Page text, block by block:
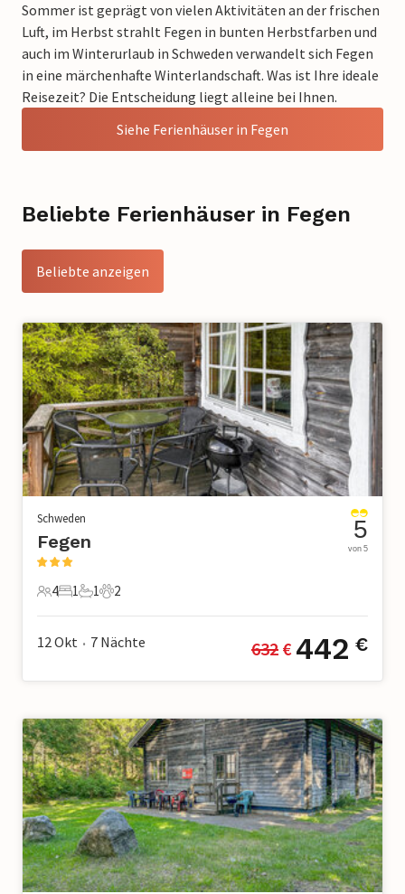
Sommer ist geprägt von vielen Aktivitäten an der frischen
Luft, im Herbst strahlt Fegen in bunten Herbstfarben und
auch im Winterurlaub in Schweden verwandelt sich Fegen
in eine märchenhafte Winterlandschaft. Was ist Ihre ideale
Reisezeit? Die Entscheidung liegt alleine bei Ihnen.
Siehe Ferienhäuser in Fegen
Beliebte Ferienhäuser in Fegen
Beliebte anzeigen
Schweden
Fegen
4 Gäste
4
1 Schlafzimmer
1
1 Badezimmer
1
2 Haustiere
2
5
von 5
12 Okt • 7 Nächte 632 € 442 €